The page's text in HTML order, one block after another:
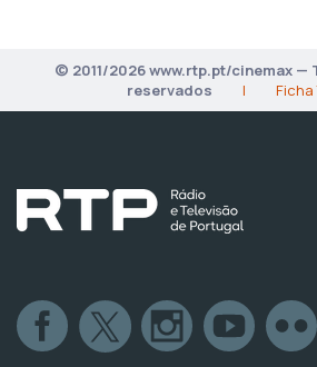
© 2011/2026 www.rtp.pt/cinemax
reservados
|